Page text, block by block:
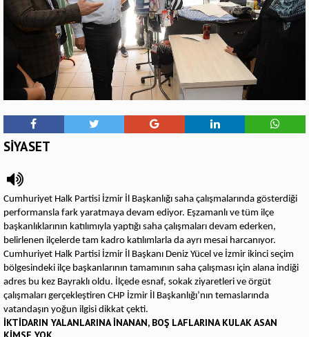
SİYASET
Cumhuriyet Halk Partisi İzmir İl Başkanlığı saha çalışmalarında gösterdiği
performansla fark yaratmaya devam ediyor. Eşzamanlı ve tüm ilçe
başkanlıklarının katılımıyla yaptığı saha çalışmaları devam ederken,
belirlenen ilçelerde tam kadro katılımlarla da ayrı mesai harcanıyor.
Cumhuriyet Halk Partisi İzmir İl Başkanı Deniz Yücel ve İzmir ikinci seçim
bölgesindeki ilçe başkanlarının tamamının saha çalışması için alana indiği
adres bu kez Bayraklı oldu. İlçede esnaf, sokak ziyaretleri ve örgüt
çalışmaları gerçekleştiren CHP İzmir İl Başkanlığı’nın temaslarında
vatandaşın yoğun ilgisi dikkat çekti.
İKTİDARIN YALANLARINA İNANAN, BOŞ LAFLARINA KULAK ASAN